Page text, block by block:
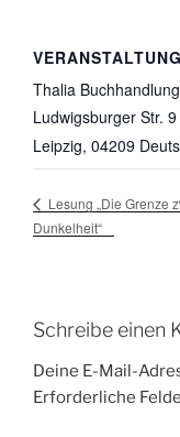
Thalia
Ludwigsburger Str. 9
Leipzig, 04209
Lesung „Die Grenze
Dunkelheit“
Schreibe einen
Deine E-Mail-
Erforderliche